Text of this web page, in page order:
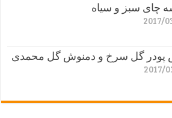
چای سبز و سیاه
2017/
پودر گل سرخ و دمنوش گل محمدی
2017/